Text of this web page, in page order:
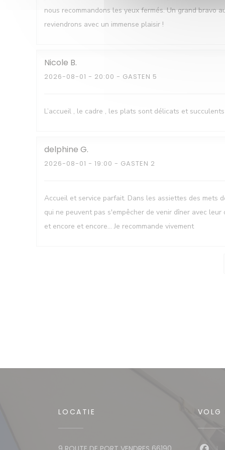
nous recommandons les yeux fermés. Un grand bravo
reviendrons avec un immense plaisir !
Nicole B
2026-08-01 - 20:00 - GASTEN 5
L’accueil , le cadre , les plats sont délicats et succulents
delphine G
2026-08-01 - 19:00 - GASTEN 2
Accueil et service parfait. Dans les assiettes des mets
qui ne peuvent pas s'empêcher de venir dîner avec
et encore et encore... Je recommande vivement
LOCATIE VOLG